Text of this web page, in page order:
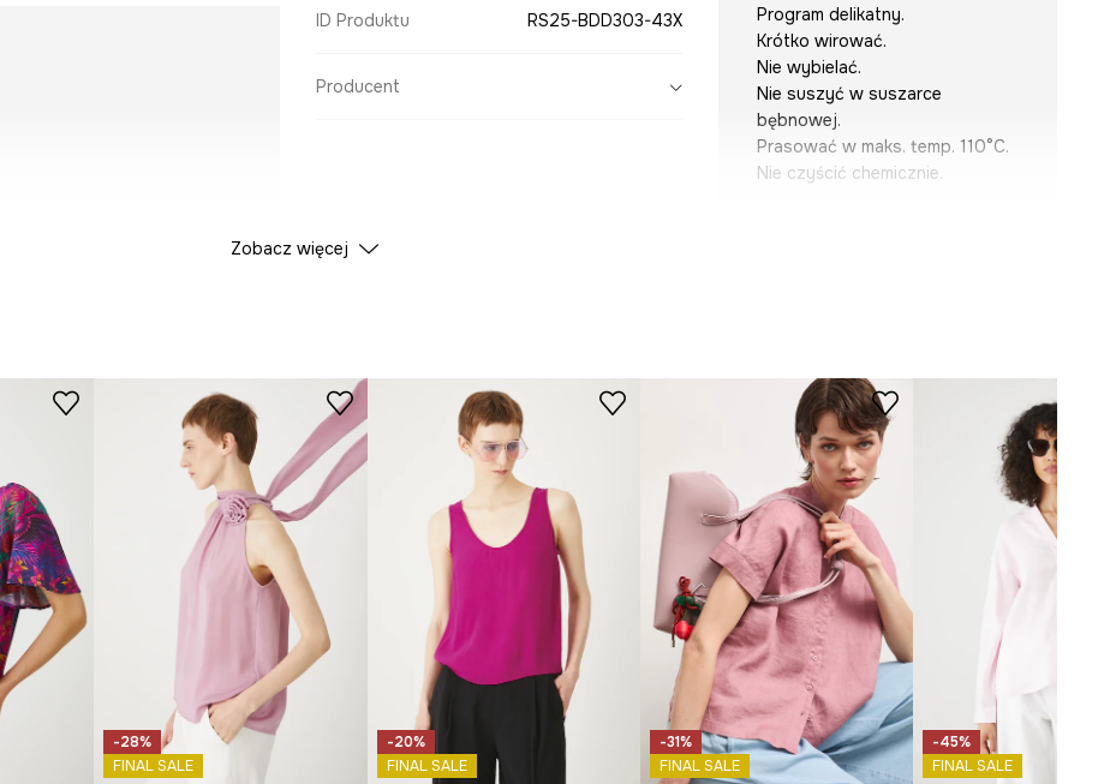
ID Produktu RS25-BDD303-43X
Producent
Program delikatny.
Krótko wirować.
Nie wybielać.
Nie suszyć w suszarce
bębnowej.
Prasować w maks. temp. 110°C.
Nie czyścić chemicznie.
Rodzaj rękawa: raglanowy
WYMIARY
Zobacz wymiary produktu
Zobacz więcej
-28%
FINAL SALE
-20%
FINAL SALE
-31%
FINAL SALE
-45%
FINAL SALE